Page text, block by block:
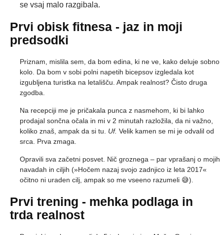
se vsaj malo razgibala.
Prvi obisk fitnesa - jaz in moji
predsodki
Priznam, mislila sem, da bom edina, ki ne ve, kako deluje sobno
kolo. Da bom v sobi polni napetih bicepsov izgledala kot
izgubljena turistka na letališču. Ampak realnost? Čisto druga
zgodba.
Na recepciji me je pričakala punca z nasmehom, ki bi lahko
prodajal sončna očala in mi v 2 minutah razložila, da ni važno,
koliko znaš, ampak da si tu. Uf. Velik kamen se mi je odvalil od
srca. Prva zmaga.
Opravili sva začetni posvet. Nič groznega – par vprašanj o mojih
navadah in ciljih (»Hočem nazaj svojo zadnjico iz leta 2017«
očitno ni uraden cilj, ampak so me vseeno razumeli 😅).
Prvi trening - mehka podlaga in
trda realnost